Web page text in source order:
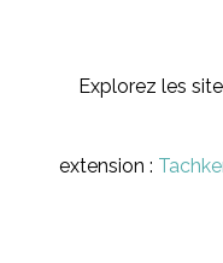
Explorez les
extension :